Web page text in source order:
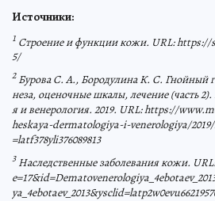
Источники:
1 Строение и функции кожи. URL: https://
5/
2Бурова С. А., Бородулина К. С. Гнойный
неза, оценочные шкалы, лечение (часть
я и венерология. 2019. URL: https://
heskaya-dermatologiya-i-venerologiya/2019/
=latf378yli376089813
3Наследственные заболевания кожи.